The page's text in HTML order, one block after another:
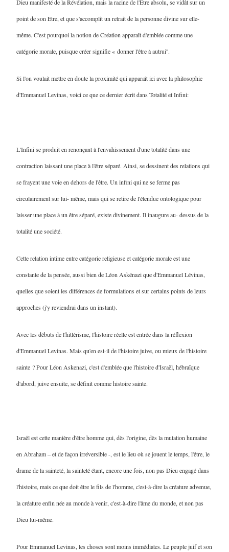
Dieu manifesté de la Révélation, mais la racine de l'Etre absolu, se vidât sur un
point de son Etre, et que s'accomplit un retrait de la personne divine sur elle-
même. C'est pourquoi la notion de Création apparaît d'emblée comme une
catégorie morale, puisque créer signifie « donner l'être à autrui''.
Si l'on voulait mettre en doute la proximité qui apparaît ici avec la philosophie
d'Emmanuel Levinas, voici ce que ce dernier écrit dans Totalité et Infini:
L'Infini se produit en renonçant à l'envahissement d'une totalité dans une
contraction laissant une place à l'être séparé. Ainsi, se dessinent des relations qui
se frayent une voie en dehors de l'être. Un infini qui ne se ferme pas
circulairement sur lui- même, mais qui se retire de l'étendue ontologique pour
laisser une place à un être séparé, existe divinement. Il inaugure au- dessus de la
totalité une société.
Cette relation intime entre catégorie religieuse et catégorie morale est une
constante de la pensée, aussi bien de Léon Askénazi que d'Emmanuel Lévinas,
quelles que soient les différences de formulations et sur certains points de leurs
approches (j'y reviendrai dans un instant).
Avec les débuts de l'hitlérisme, l'histoire réelle est entrée dans la réflexion
d'Emmanuel Levinas. Mais qu'en est-il de l'histoire juive, ou mieux de l'histoire
sainte ? Pour Léon Askenazi, c'est d'emblée que l'histoire d'Israël, hébraïque
d'abord, juive ensuite, se définit comme histoire sainte.
Israël est cette manière d'être homme qui, dès l'origine, dès la mutation humaine
en Abraham – et de façon irréversible -, est le lieu où se jouent le temps, l'être, le
drame de la sainteté, la sainteté étant, encore une fois, non pas Dieu engagé dans
l'histoire, mais ce que doit être le fils de l'homme, c'est-à-dire la créature advenue,
la créature enfin née au monde à venir, c'est-à-dire l'âme du monde, et non pas
Dieu lui-même.
Pour Emmanuel Levinas, les choses sont moins immédiates. Le peuple juif et son